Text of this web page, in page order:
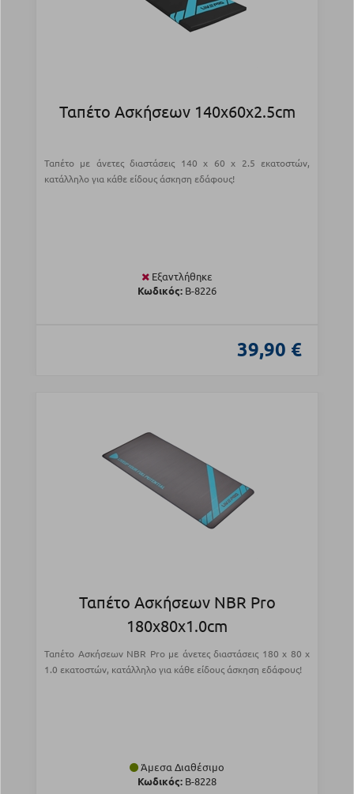
Ταπέτο Ασκήσεων 140x60x2.5cm
Ταπέτο με άνετες διαστάσεις 140 x 60 x 2.5 εκατοστών,
κατάλληλο για κάθε είδους άσκηση εδάφους!
Εξαντλήθηκε
Κωδικός: Β-8226
39,90 €
Ταπέτο Ασκήσεων NBR Pro
180x80x1.0cm
Ταπέτο Ασκήσεων NBR Pro με άνετες διαστάσεις 180 x 80 x
1.0 εκατοστών, κατάλληλο για κάθε είδους άσκηση εδάφους!
Άμεσα Διαθέσιμο
Κωδικός: Β-8228